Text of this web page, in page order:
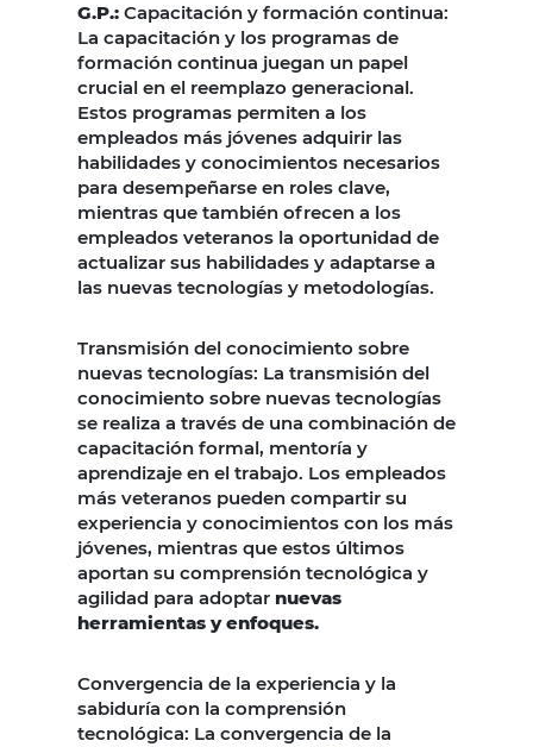
G.P.: Capacitación y formación continua:
La capacitación y los programas de
formación continua juegan un papel
crucial en el reemplazo generacional.
Estos programas permiten a los
empleados más jóvenes adquirir las
habilidades y conocimientos necesarios
para desempeñarse en roles clave,
mientras que también ofrecen a los
empleados veteranos la oportunidad de
actualizar sus habilidades y adaptarse a
las nuevas tecnologías y metodologías.
Transmisión del conocimiento sobre
nuevas tecnologías: La transmisión del
conocimiento sobre nuevas tecnologías
se realiza a través de una combinación de
capacitación formal, mentoría y
aprendizaje en el trabajo. Los empleados
más veteranos pueden compartir su
experiencia y conocimientos con los más
jóvenes, mientras que estos últimos
aportan su comprensión tecnológica y
agilidad para adoptar nuevas
herramientas y enfoques.
Convergencia de la experiencia y la
sabiduría con la comprensión
tecnológica: La convergencia de la